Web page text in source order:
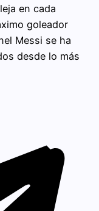
en cada
goleador
Messi se ha
desde lo más